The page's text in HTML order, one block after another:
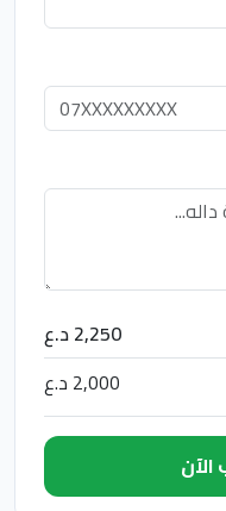
2,250 د.ع
2,000 د.ع